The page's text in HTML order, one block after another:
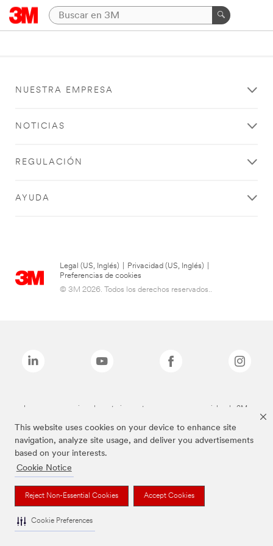
This website uses cookies on your device to enhance site
navigation, analyze site usage, and deliver you advertisements
based on your interests.
Cookie Notice
Reject Non-Essential Cookies Accept Cookies
Cookie Preferences
NUESTRA EMPRESA
NOTICIAS
REGULACIÓN
AYUDA
Legal (US, Inglés) Privacidad (US, Inglés)
Preferencias de cookies
© 3M 2026. Todos los derechos reservados..
Las marcas mencionadas anteriormente son marcas comerciales de 3M.